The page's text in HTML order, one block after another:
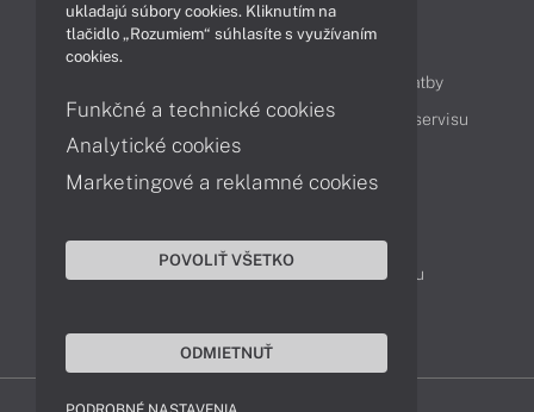
Obsah
Možnosti doručenia a platby
Podpora a servis
Servisné služby Cenník servisu
Kontakty
043 4224 771
Obchodné oddelenie
Reklamácia tovaru
ukladajú súbory cookies. Kliknutím na
tlačidlo „Rozumiem“ súhlasíte s využívaním
cookies.
Funkčné a technické cookies
Analytické cookies
Marketingové a reklamné cookies
POVOLIŤ VŠETKO
ODMIETNUŤ